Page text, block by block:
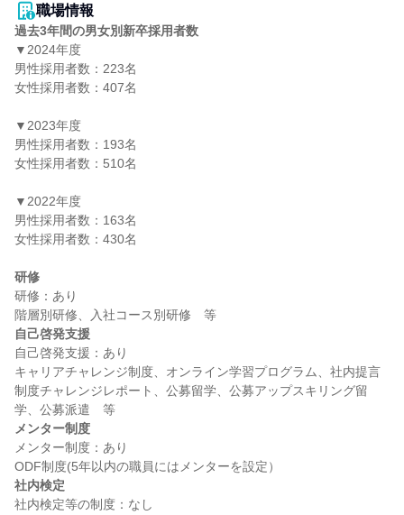
職場情報
過去3年間の男女別新卒採用者数
▼2024年度
男性採用者数：223名
女性採用者数：407名
▼2023年度
男性採用者数：193名
女性採用者数：510名
▼2022年度
男性採用者数：163名
女性採用者数：430名
研修
研修：あり
自己啓発支援
自己啓発支援：あり
キャリアチャレンジ制度、オンライン学習プログラム、社内提言
制度チャレンジレポート、公募留学、公募アップスキリング留
メンター制度
メンター制度：あり
社内検定